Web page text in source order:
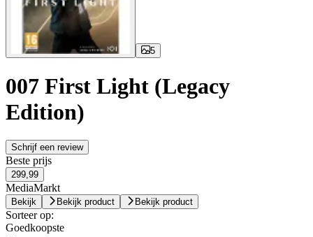
5
007 First Light (Legacy
Edition)
Schrijf een review
Beste prijs
299,99
MediaMarkt
Bekijk Bekijk product Bekijk product
Sorteer op:
Goedkoopste